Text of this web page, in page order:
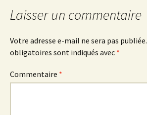
Laisser un commentaire
Votre adresse e-mail ne sera pas publiée.
obligatoires sont indiqués avec *
Commentaire *